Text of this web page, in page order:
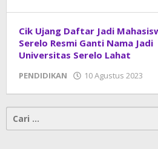
Cik Ujang Daftar Jadi
Serelo Resmi Ganti Nama Jadi
Universitas Serelo Lahat
PENDIDIKAN 10 Agustus 2023
Cari
untuk: